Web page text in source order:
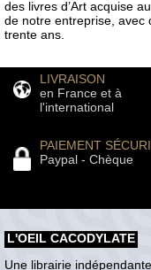
des livres d’Art acquise
de notre entreprise, avec
trente ans.
LIVRAISON
en France et à
l'international
PAIEMENT
Paypal - Chèque
L'OEIL CACODYLATE
Une librairie indépendante